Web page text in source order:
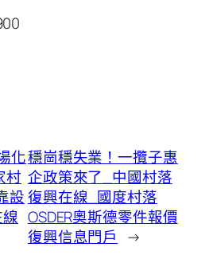
化
村
設
穩崗穩失業！一攬子惠
企政策來了_中國村落
復興在線_國度村落
OSDER奧斯德零件報價
復興信息門戶
→